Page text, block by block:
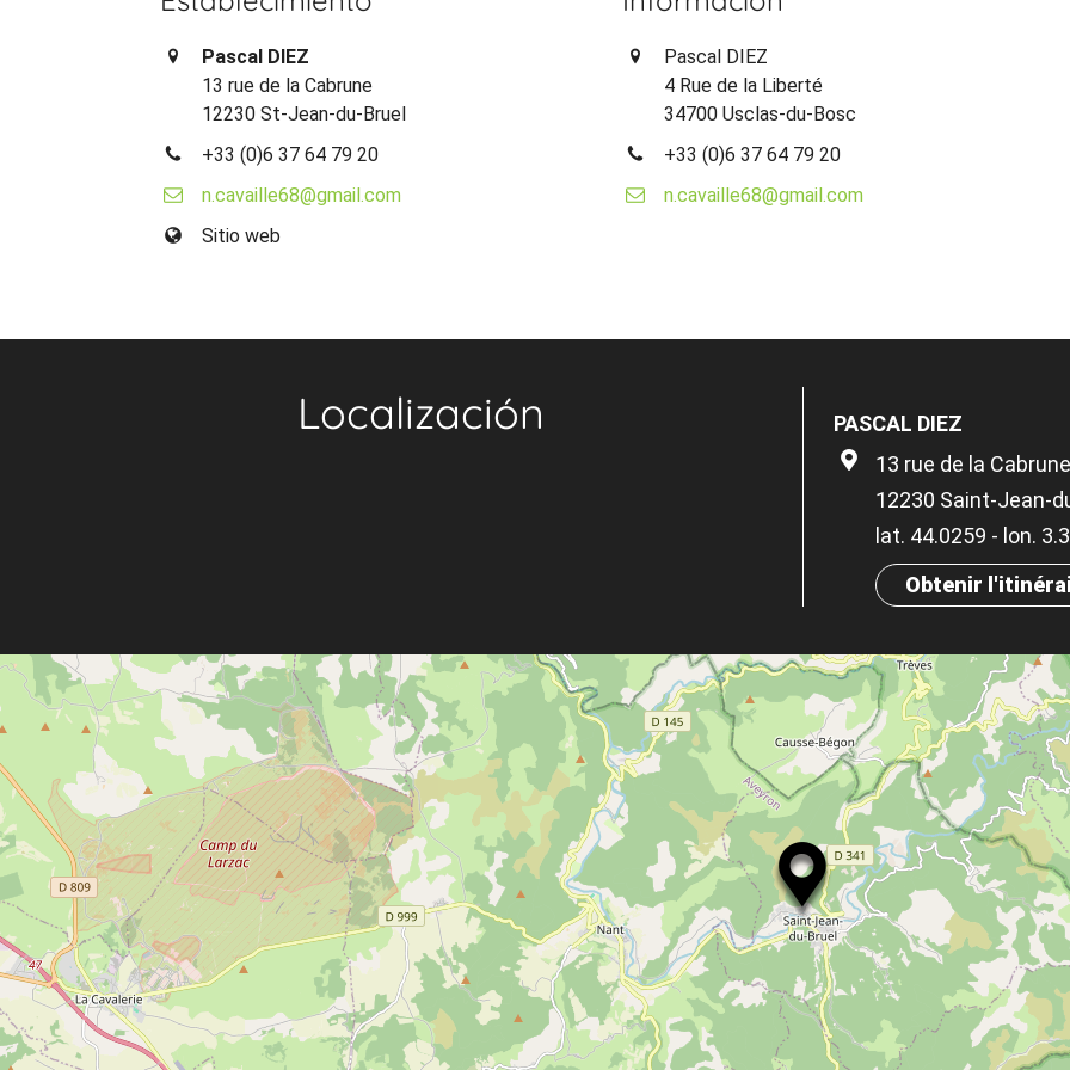
Pascal DIEZ
13 rue de la Cabrune
12230 St-Jean-du-Bruel
+33 (0)6 37 64 79 20
n.cavaille68@gmail.com
Sitio web
Pascal DIEZ
4 Rue de la Liberté
34700 Usclas-du-Bosc
+33 (0)6 37 64 79 20
n.cavaille68@gmail.com
Localización
PASCAL DIEZ
13 rue de la Cabrune
12230 Saint-Jean-
lat. 44.0259 - lon.
Obtenir